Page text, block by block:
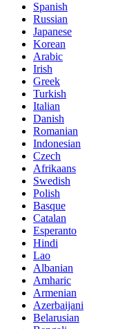
Spanish
Russian
Japanese
Korean
Arabic
Irish
Greek
Turkish
Italian
Danish
Romanian
Indonesian
Czech
Afrikaans
Swedish
Polish
Basque
Catalan
Esperanto
Hindi
Lao
Albanian
Amharic
Armenian
Azerbaijani
Belarusian